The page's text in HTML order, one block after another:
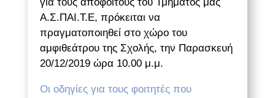
Α.Σ.ΠΑΙ.Τ.Ε, πρόκειται να
πραγματοποιηθεί στο χώρο του
αμφιθεάτρου της Σχολής, την Παρασκευή
20/12/2019 ώρα 10.00 μ.μ.
Οι οδηγίες για τους φοιτητές που